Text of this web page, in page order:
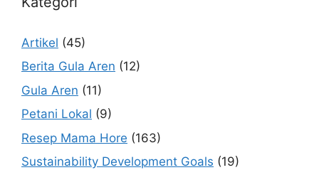
Artikel (45)
Berita Gula Aren (12)
Gula Aren (11)
Petani Lokal (9)
Resep Mama Hore (163)
Sustainability Development Goals (19)